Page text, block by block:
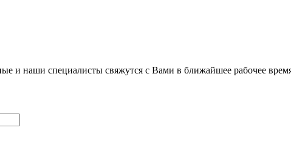
и наши специалисты свяжутся с Вами в ближайшее рабочее